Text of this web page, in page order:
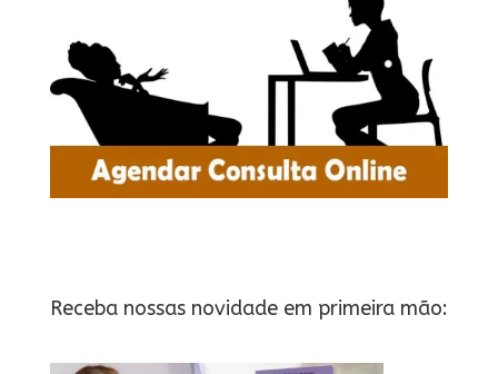
Receba nossas novidade em primeira mão: